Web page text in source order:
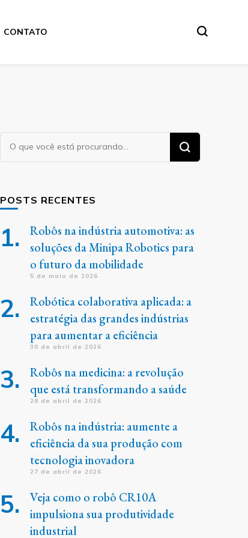
CONTATO
Procurando
algo?
POSTS RECENTES
Robôs na indústria automotiva: as
soluções da Minipa Robotics para
o futuro da mobilidade
5 de maio de 2026
Robótica colaborativa aplicada: a
estratégia das grandes indústrias
para aumentar a eficiência
30 de abril de 2026
Robôs na medicina: a revolução
que está transformando a saúde
28 de abril de 2026
Robôs na indústria: aumente a
eficiência da sua produção com
tecnologia inovadora
27 de abril de 2026
Veja como o robô CR10A
impulsiona sua produtividade
industrial